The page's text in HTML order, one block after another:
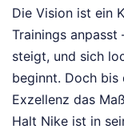
Die Vision ist ein
Trainings
steigt, und sich
beginnt. Doch bis
Exzellenz das
Halt Nike ist in